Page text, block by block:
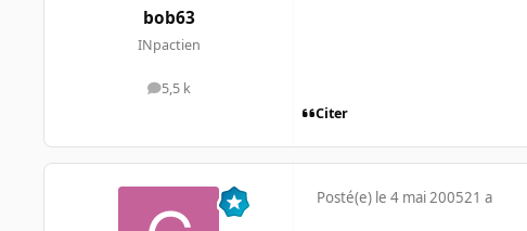
bob63
INpactien
5,5 k
messages
Citer
Posté(e) le 4 mai 200521 a